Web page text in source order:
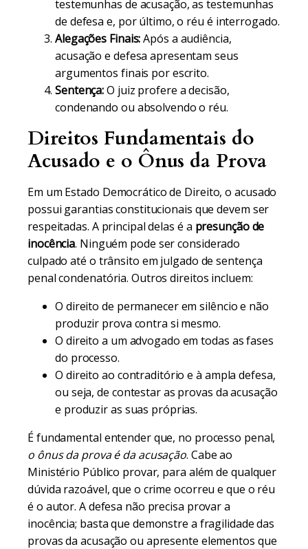
testemunhas de acusação, as testemunhas
de defesa e, por último, o réu é interrogado.
Alegações Finais:Após a audiência,
acusação e defesa apresentam seus
argumentos finais por escrito.
Sentença:O juiz profere a decisão,
condenando ou absolvendo o réu.
Direitos Fundamentais do
Acusado e o Ônus da Prova
Em um Estado Democrático de Direito, o acusado
possui garantias constitucionais que devem ser
respeitadas. A principal delas é a presunção de
inocência. Ninguém pode ser considerado
culpado até o trânsito em julgado de sentença
penal condenatória. Outros direitos incluem:
O direito de permanecer em silêncio e não
produzir prova contra si mesmo.
O direito a um advogado em todas as fases
do processo.
O direito ao contraditório e à ampla defesa,
ou seja, de contestar as provas da acusação
e produzir as suas próprias.
É fundamental entender que, no processo penal,
o ônus da prova é da acusação. Cabe ao
Ministério Público provar, para além de qualquer
dúvida razoável, que o crime ocorreu e que o réu
é o autor. A defesa não precisa provar a
inocência; basta que demonstre a fragilidade das
provas da acusação ou apresente elementos que